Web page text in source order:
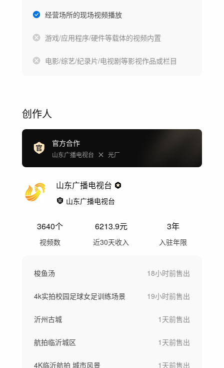
经营场所的现场视频播放
游戏/应用程序/硬件等载体的视频内置
电影/综艺/纪录片/电视剧等影视作品或栏目
创作人
官方合作
山东广播电视台 光厂
山东广播电视台
山东广播电视台
3640个
视频数
6213.9元
近30天收入
3年
入驻年限
梭鱼汤 18小时前售出
4k实拍校园足球女足训练场景 19小时前售出
沂州古城 1天前售出
航拍临沂城区 1天前售出
4K临沂航拍 城市风景 1天前售出